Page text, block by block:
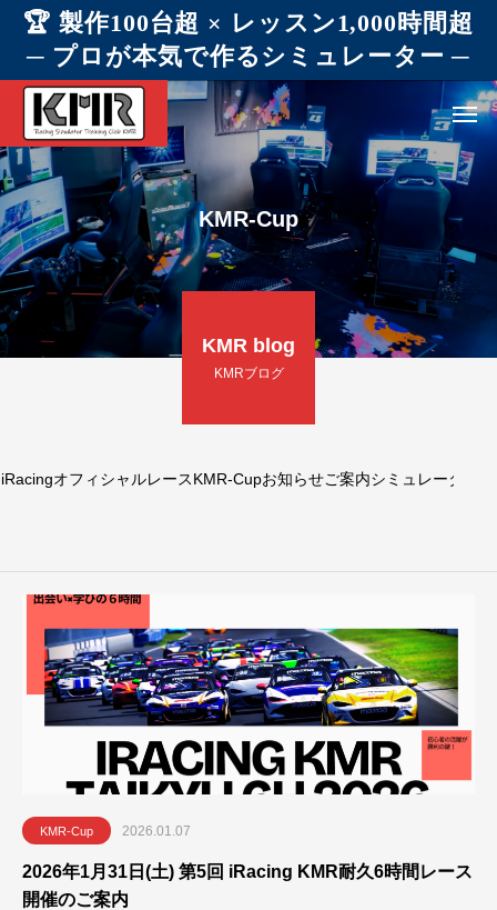
🏆 製作100台超 × レッスン1,000時間超
─ プロが本気で作るシミュレーター ─
KMR-Cup
KMR blog
KMRブログ
iRacingオフィシャルレースKMR-Cupお知らせご案内シミュレーター
KMR-Cup 2026.01.07
2026年1月31日(土) 第5回 iRacing KMR耐久6時間レース
開催のご案内